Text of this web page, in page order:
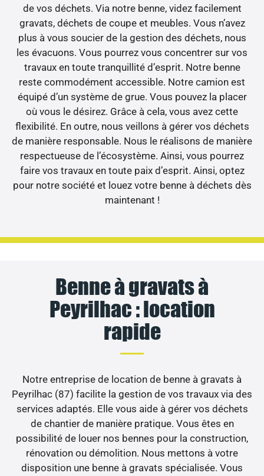
de vos déchets. Via notre benne, videz facilement
gravats, déchets de coupe et meubles. Vous n’avez
plus à vous soucier de la gestion des déchets, nous
les évacuons. Vous pourrez vous concentrer sur vos
travaux en toute tranquillité d’esprit. Notre benne
reste commodément accessible. Notre camion est
équipé d’un système de grue. Vous pouvez la placer
où vous le désirez. Grâce à cela, vous avez cette
flexibilité. En outre, nous veillons à gérer vos déchets
de manière responsable. Nous le réalisons de manière
respectueuse de l’écosystème. Ainsi, vous pourrez
faire vos travaux en toute paix d’esprit. Ainsi, optez
pour notre société et louez votre benne à déchets dès
maintenant !
Benne à gravats à
Peyrilhac : location
rapide
Notre entreprise de location de benne à gravats à
Peyrilhac (87) facilite la gestion de vos travaux via des
services adaptés. Elle vous aide à gérer vos déchets
de chantier de manière pratique. Vous êtes en
possibilité de louer nos bennes pour la construction,
rénovation ou démolition. Nous mettons à votre
disposition une benne à gravats spécialisée. Vous